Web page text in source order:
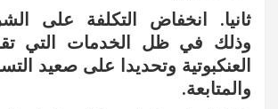
ثانيا. انخفاض التكلفة على
وذلك في ظل الخدمات التي
العنكبوتية وتحديدا على صعيد
والمتابعة.